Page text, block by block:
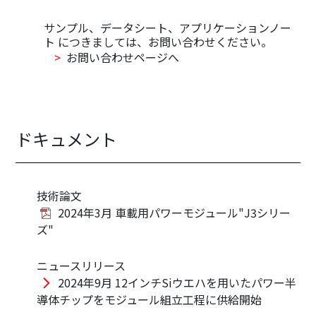
サンプル、データシート、アプリケーションノー
ト につきましては、お問い合わせください。
> お問い合わせページへ
ドキュメント
技術論文
2024年3月 車載用パワーモジュール"J3シリー
ズ"
ニュースリリース
2024年9月 12インチSiウエハを用いたパワー半
導体チップをモジュール組立工程に供給開始